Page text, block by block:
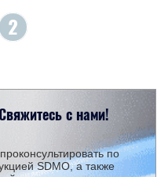
2
с нами!
по
SDMO, а также